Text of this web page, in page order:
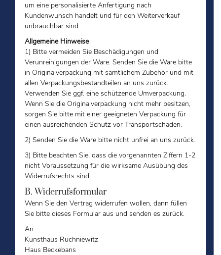
um eine personalisierte Anfertigung nach
Kundenwunsch handelt und für den Weiterverkauf
unbrauchbar sind
Allgemeine Hinweise
1) Bitte vermeiden Sie Beschädigungen und
Verunreinigungen der Ware. Senden Sie die Ware bitte
in Originalverpackung mit sämtlichem Zubehör und mit
allen Verpackungsbestandteilen an uns zurück.
Verwenden Sie ggf. eine schützende Umverpackung.
Wenn Sie die Originalverpackung nicht mehr besitzen,
sorgen Sie bitte mit einer geeigneten Verpackung für
einen ausreichenden Schutz vor Transportschäden.
2) Senden Sie die Ware bitte nicht unfrei an uns zurück.
3) Bitte beachten Sie, dass die vorgenannten Ziffern 1-2
nicht Voraussetzung für die wirksame Ausübung des
Widerrufsrechts sind.
B. Widerrufsformular
Wenn Sie den Vertrag widerrufen wollen, dann füllen
Sie bitte dieses Formular aus und senden es zurück.
An
Kunsthaus Ruchniewitz
Haus Beckebans